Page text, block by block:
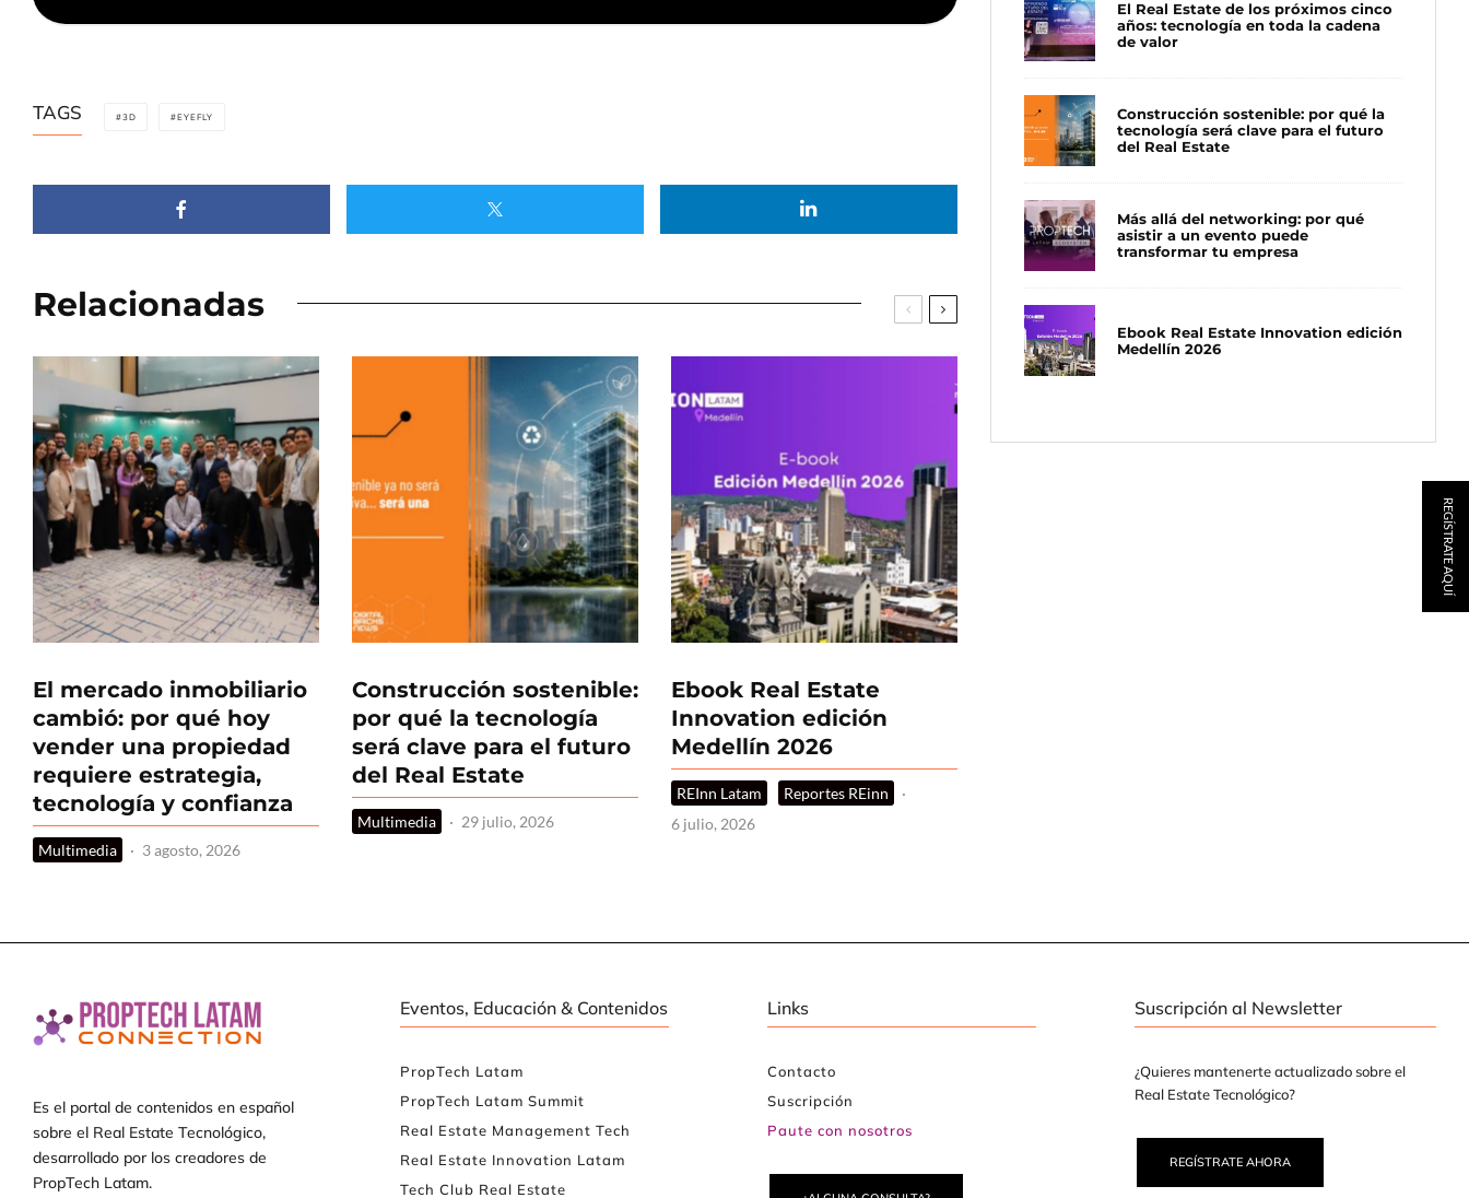
TAGS 3D EYEFLY
Relacionadas
El mercado inmobiliario
cambió: por qué hoy
vender una propiedad
requiere estrategia,
tecnología y confianza
Multimedia · 3 agosto, 2026
Construcción sostenible:
por qué la tecnología
será clave para el futuro
del Real Estate
Multimedia · 29 julio, 2026
Ebook Real Estate
Innovation edición
Medellín 2026
REInn Latam Reportes REinn
·
6 julio, 2026
El Real Estate de los próximos cinco
años: tecnología en toda la cadena
de valor
Construcción sostenible: por qué la
tecnología será clave para el futuro
del Real Estate
Más allá del networking: por qué
asistir a un evento puede
transformar tu empresa
Ebook Real Estate Innovation edición
Medellín 2026
Es el portal de contenidos en español
sobre el Real Estate Tecnológico,
desarrollado por los creadores de
PropTech Latam.
Eventos, Educación & Contenidos
PropTech Latam
PropTech Latam Summit
Real Estate Management Tech
Real Estate Innovation Latam
Tech Club Real Estate
Links
Contacto
Suscripción
Paute con nosotros
Suscripción al Newsletter
¿Quieres mantenerte actualizado sobre el
Real Estate Tecnológico?
REGÍSTRATE AHORA
REGÍSTRATE AQUÍ